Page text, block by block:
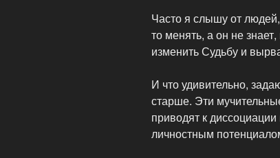
Часто я слышу от
то менять, а он не
изменить Судьбу и
И что удивительно,
старше. Эти
приводят к
личностным